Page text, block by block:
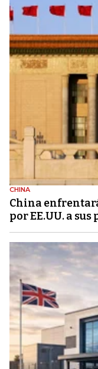
CHINA
China
por EE.UU. a